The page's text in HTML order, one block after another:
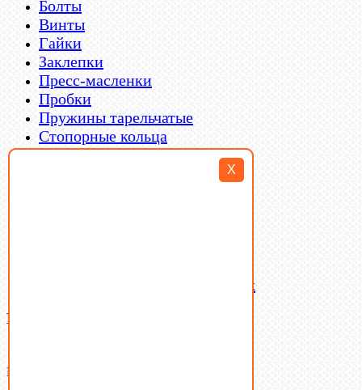
X
Болты
Винты
Гайки
Заклепки
Пресс-масленки
Пробки
Пружины тарельчатые
Стопорные кольца
Такелаж
Латунный и бронзовый крепеж
Ваша корзина
В корзине нет товаров.